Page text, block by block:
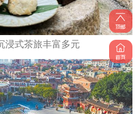
浸式茶旅丰富多元